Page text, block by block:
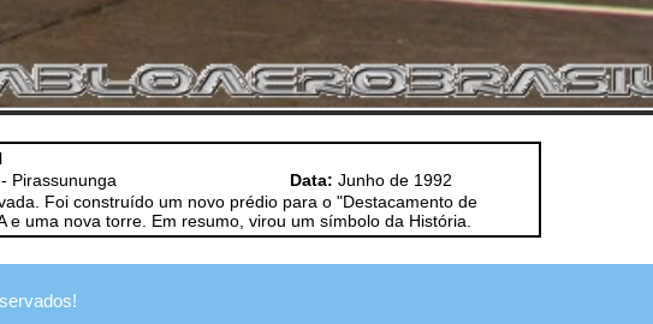
Pirassununga Data: Junho de 1992
Foi construído um novo prédio para o "Destacamento de
e uma nova torre. Em resumo, virou um símbolo da História.